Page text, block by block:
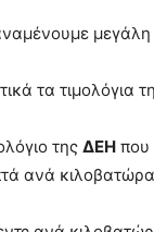
μεγάλη
τα
της ΔΕΗ που
ανά